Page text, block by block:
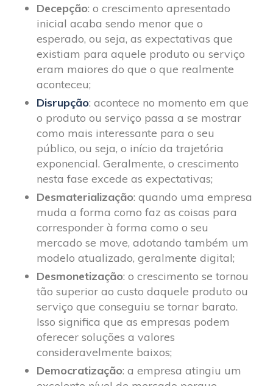
Decepção: o crescimento apresentado
inicial acaba sendo menor que o
esperado, ou seja, as expectativas que
existiam para aquele produto ou serviço
eram maiores do que o que realmente
aconteceu;
Disrupção: acontece no momento em que
o produto ou serviço passa a se mostrar
como mais interessante para o seu
público, ou seja, o início da trajetória
exponencial. Geralmente, o crescimento
nesta fase excede as expectativas;
Desmaterialização: quando uma empresa
muda a forma como faz as coisas para
corresponder à forma como o seu
mercado se move, adotando também um
modelo atualizado, geralmente digital;
Desmonetização: o crescimento se tornou
tão superior ao custo daquele produto ou
serviço que conseguiu se tornar barato.
Isso significa que as empresas podem
oferecer soluções a valores
consideravelmente baixos;
Democratização: a empresa atingiu um